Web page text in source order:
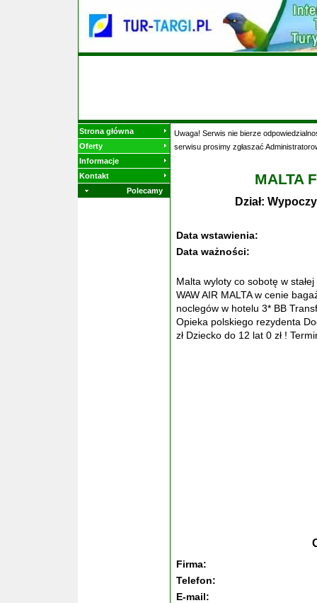
Strona główna
Oferty
Informacje
Kontakt
Polecamy
Uwaga! Serwis nie bierze
serwisu prosimy zgłaszać
MALTA
Dział:
Data wstawienia:
Data ważności:
Malta wyloty co sobotę w
WAW AIR MALTA w cenie
noclegów w hotelu 3* BB
Opieka polskiego rezydenta
zł Dziecko do 12 lat 0 zł !
Firma:
Telefon:
E-mail: